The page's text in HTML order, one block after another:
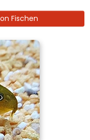
Fischen